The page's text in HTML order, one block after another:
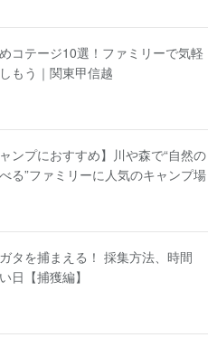
コテージ10選！ファミリーで気軽
もう｜関東甲信越
ンプにおすすめ】川や森で“自然の
る”ファミリーに人気のキャンプ場
タを捕まえる！ 採集方法、時間
日【捕獲編】